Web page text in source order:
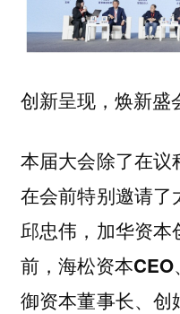
创新呈现，焕新盛
本届大会除了在
在会前特别邀请了
邱忠伟，加华资本
前，海松资本
御资本董事长、创